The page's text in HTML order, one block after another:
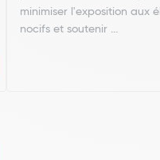
minimiser l'exposition aux
nocifs et soutenir ...